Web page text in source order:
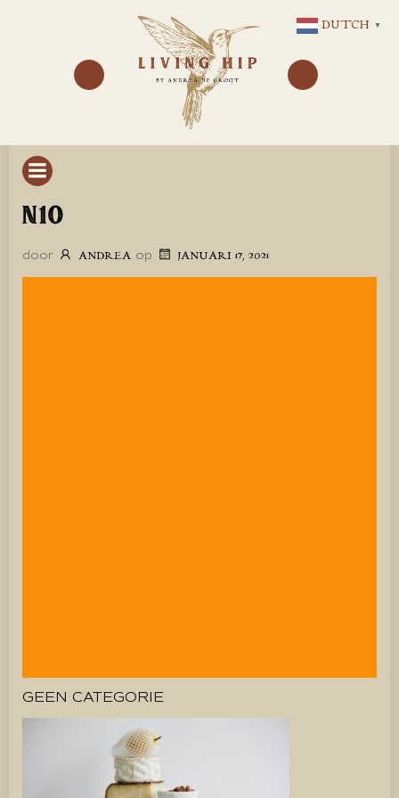
NAAR
DE
INHOUD
N10
door ANDREA op JANUARI 17, 2021
GEEN CATEGORIE
DUTCH ▼